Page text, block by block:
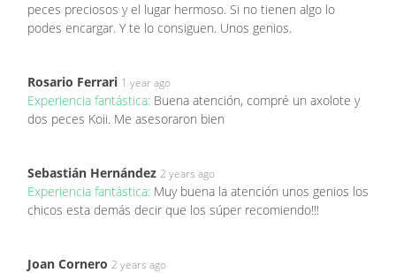
peces preciosos y el lugar hermoso. Si no tienen algo lo
podes encargar. Y te lo consiguen. Unos genios.
Rosario Ferrari 1 year ago
Experiencia fantástica: Buena atención, compré un axolote y
dos peces Koii. Me asesoraron bien
Sebastián Hernández 2 years ago
Experiencia fantástica: Muy buena la atención unos genios los
chicos esta demás decir que los súper recomiendo!!!
Joan Cornero 2 years ago